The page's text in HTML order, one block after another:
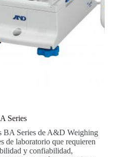
Series
BA Series de A&D Weighing
de laboratorio que requieren
y confiabilidad,